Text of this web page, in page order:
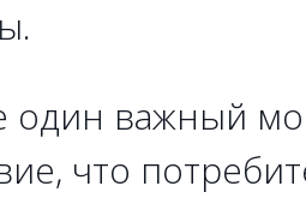
один важный
что